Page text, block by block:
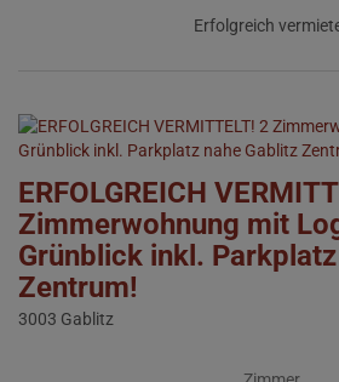
Erfolgreich
ERFOLGREICH
Zimmerwohnung mit
Grünblick inkl.
Zentrum!
3003 Gablitz